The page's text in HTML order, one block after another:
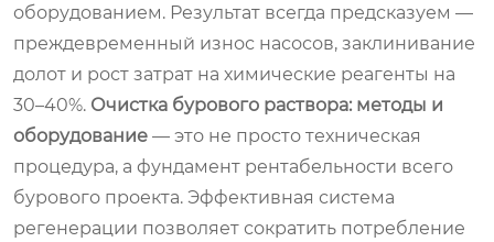
оборудованием. Результат всегда предсказуем —
преждевременный износ насосов, заклинивание
долот и рост затрат на химические реагенты на
30–40%. Очистка бурового раствора: методы и
оборудование — это не просто техническая
процедура, а фундамент рентабельности всего
бурового проекта. Эффективная система
регенерации позволяет сократить потребление